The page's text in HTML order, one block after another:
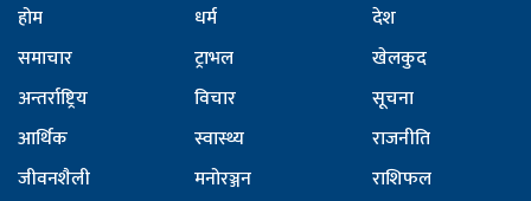
होम
समाचार
अन्तर्राष्ट्रिय
आर्थिक
जीवनशैली
धर्म
ट्राभल
विचार
स्वास्थ्य
मनोरञ्जन
देश
खेलकुद
सूचना
राजनीति
राशिफल